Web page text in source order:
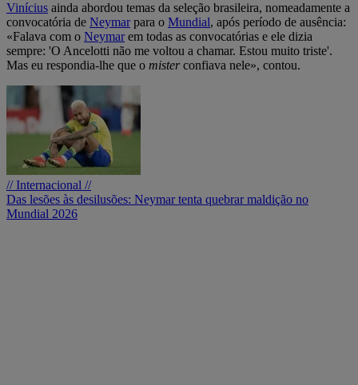
Vinícius ainda abordou temas da seleção brasileira, nomeadamente a
convocatória de Neymarpara o Mundial, após período de ausência:
«Falava com o Neymarem todas as convocatórias e ele dizia
sempre: 'O Ancelotti não me voltou a chamar. Estou muito triste'.
Mas eu respondia-lhe que o misterconfiava nele», contou.
// Internacional //
Das lesões às desilusões: Neymar tenta quebrar maldição no
Mundial 2026